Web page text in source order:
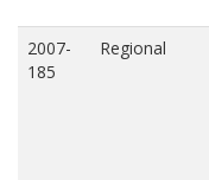
2007-
185
Regional